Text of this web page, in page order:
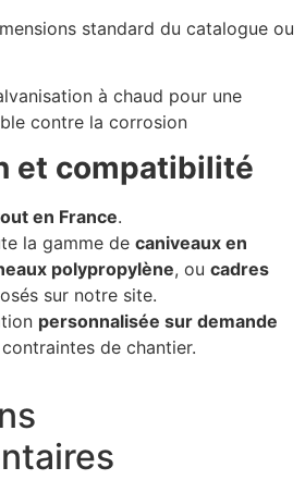
standard du catalogue ou
à chaud pour une
contre la corrosion
et compatibilité
en France.
la gamme de caniveaux en
polypropylène, ou cadres
sur notre site.
personnalisée sur demande
de chantier.